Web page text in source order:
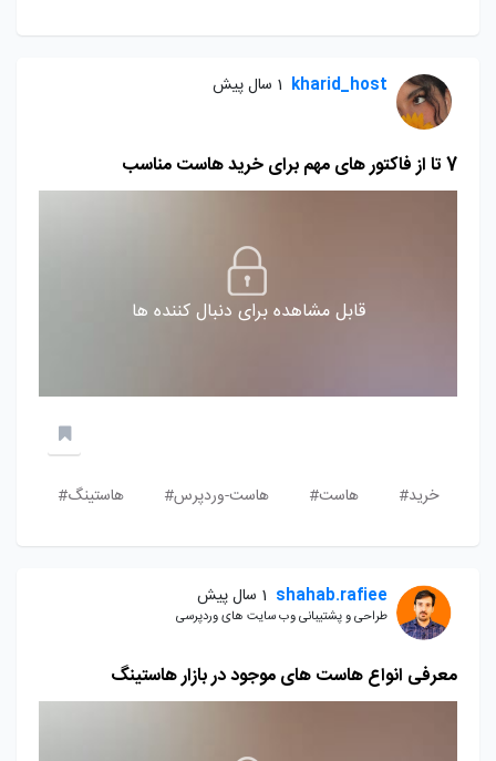
kharid_host 1 سال پیش
7 تا از فاکتور های مهم برای خرید هاست مناسب
قابل مشاهده برای دنبال کننده ها
خرید# هاست# هاست-وردپرس# هاستینگ#
shahab.rafiee 1 سال پیش
طراحی و پشتیبانی وب سایت های وردپرسی
معرفی انواع هاست های موجود در بازار هاستینگ